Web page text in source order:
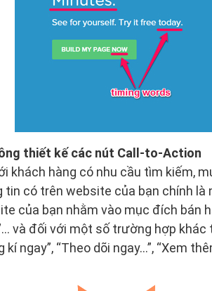
thiết kế các nút Call-to-Action
khách hàng có nhu cầu tìm kiếm,
tin có trên website của bạn chính là
của bạn nhằm vào mục đích bán
và đối với một số trường hợp
kí ngay”, “Theo dõi ngay…”, “Xem